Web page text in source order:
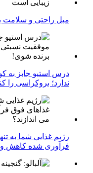
مبل راحتی و سلامت
درس استیو جابز به
ندارد؛ بروکراسی را
رژیم غذایی شما به
فرآوری شده کاهش